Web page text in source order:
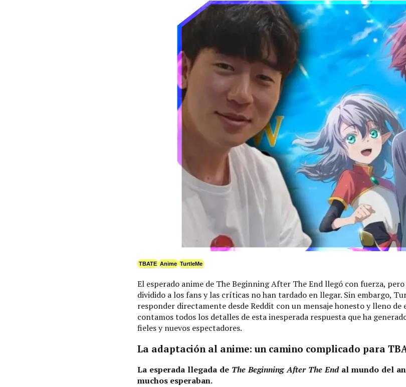
TBATE Anime TurtleMe
El esperado anime de The Beginning After The End llegó con fuerza,
dividido a los fans y las críticas no han tardado en llegar. Sin embargo,
responder directamente desde Reddit con un mensaje honesto y lleno de
contamos todos los detalles de esta inesperada respuesta que ha
fieles y nuevos espectadores.
La adaptación al anime: un camino complicado para
La esperada llegada de The Beginning After The Endal mundo del
muchos esperaban.